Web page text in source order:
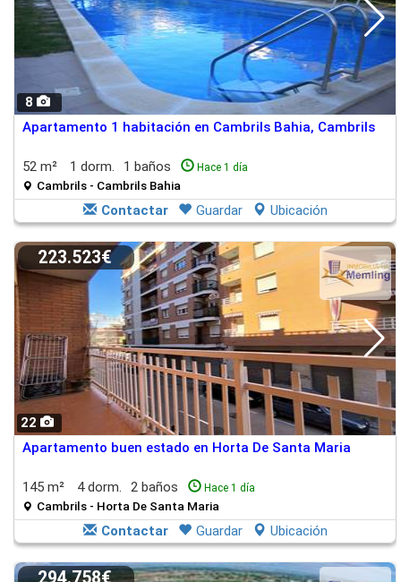
8
Apartamento 1 habitación en Cambrils Bahia, Cambrils
52 m² 1 dorm. 1 baños Hace 1 día
Cambrils - Cambrils Bahia
Contactar Guardar Ubicación
22
223.523€
Apartamento buen estado en Horta De Santa Maria
145 m² 4 dorm. 2 baños Hace 1 día
Cambrils - Horta De Santa Maria
Contactar Guardar Ubicación